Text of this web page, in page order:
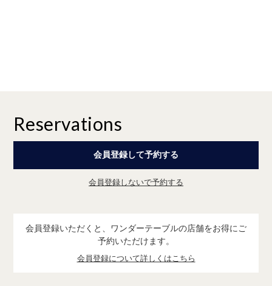
Reservations
会員登録して予約する
会員登録しないで予約する
会員登録いただくと、ワンダーテーブルの店舗をお得にご
予約いただけます。
会員登録について詳しくはこちら